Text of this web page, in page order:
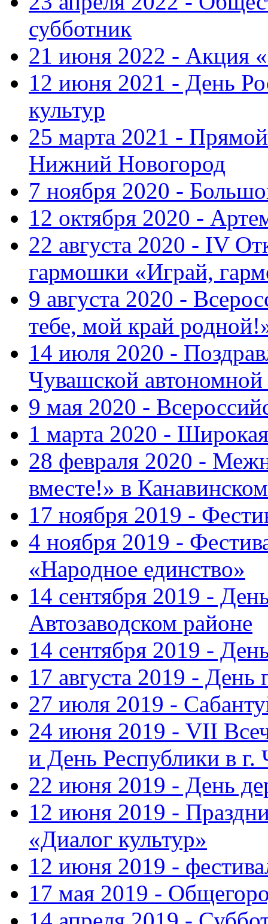
субботник
21 июня 2022 - Акция
12 июня 2021 - День
культур
25 марта 2021 -
Нижний Новогород
7 ноября 2020 -
12 октября 2020 -
22 августа 2020 - IV
гармошки «Играй,
9 августа 2020 -
тебе, мой край
14 июля 2020 -
Чувашской автономной
9 мая 2020 -
1 марта 2020 -
28 февраля 2020 -
вместе!» в
17 ноября 2019 -
4 ноября 2019 -
«Народное единство»
14 сентября 2019 -
Автозаводском районе
14 сентября 2019 -
17 августа 2019 -
27 июля 2019 -
24 июня 2019 - VII
и День Республики в г.
22 июня 2019 - День
12 июня 2019 -
«Диалог культур»
12 июня 2019 -
17 мая 2019 -